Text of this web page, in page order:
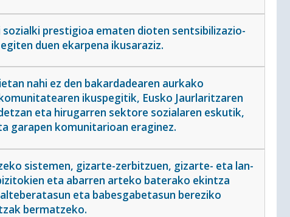
prestigioa ematen dioten sentsibilizazio-
duen ekarpena ikusaraziz.
nahi ez den bakardadearen aurkako
ikuspegitik, Eusko Jaurlaritzaren
eta hirugarren sektore sozialaren eskutik,
garapen komunitarioan eraginez.
sistemen, gizarte-zerbitzuen, gizarte- eta lan-
eta abarren arteko baterako ekintza
eta babesgabetasun bereziko
bermatzeko.